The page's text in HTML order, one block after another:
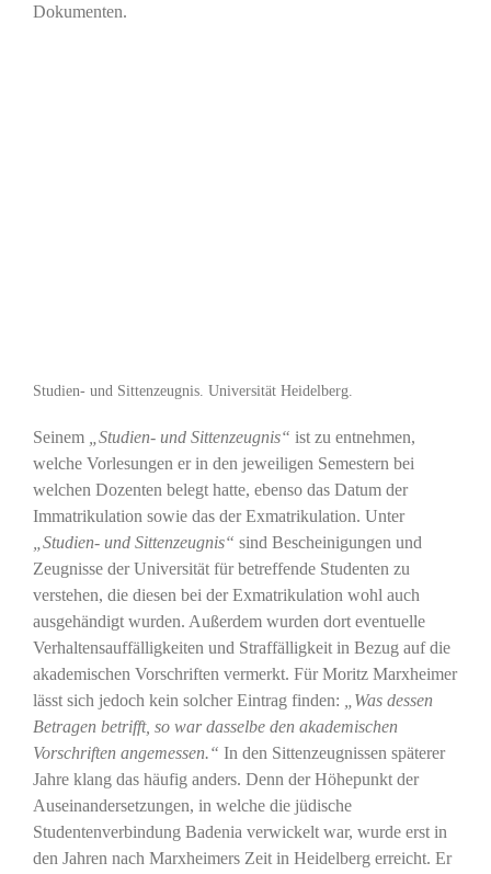
Dokumenten.
Studien- und Sittenzeugnis. Universität Heidelberg.
Seinem „Studien- und Sittenzeugnis“ ist zu entnehmen,
welche Vorlesungen er in den jeweiligen Semestern bei
welchen Dozenten belegt hatte, ebenso das Datum der
Immatrikulation sowie das der Exmatrikulation. Unter
„Studien- und Sittenzeugnis“ sind Bescheinigungen und
Zeugnisse der Universität für betreffende Studenten zu
verstehen, die diesen bei der Exmatrikulation wohl auch
ausgehändigt wurden. Außerdem wurden dort eventuelle
Verhaltensauffälligkeiten und Straffälligkeit in Bezug auf die
akademischen Vorschriften vermerkt. Für Moritz Marxheimer
lässt sich jedoch kein solcher Eintrag finden: „Was dessen
Betragen betrifft, so war dasselbe den akademischen
Vorschriften angemessen.“ In den Sittenzeugnissen späterer
Jahre klang das häufig anders. Denn der Höhepunkt der
Auseinandersetzungen, in welche die jüdische
Studentenverbindung Badenia verwickelt war, wurde erst in
den Jahren nach Marxheimers Zeit in Heidelberg erreicht. Er